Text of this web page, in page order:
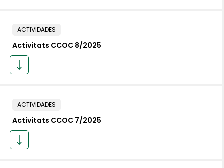
ACTIVIDADES
Activitats CCOC 8/2025
ACTIVIDADES
Activitats CCOC 7/2025